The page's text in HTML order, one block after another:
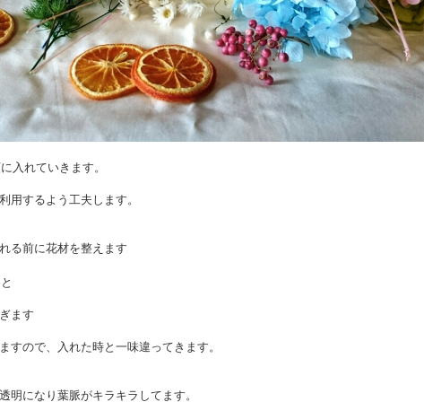
入れていきます。
用するよう工夫します。
る前に花材を整えます
ます
すので、入れた時と一味違ってきます。
明になり葉脈がキラキラしてます。